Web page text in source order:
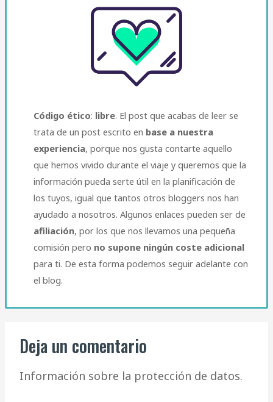
Código ético: libre. El post que acabas de leer se
trata de un post escrito en base a nuestra
experiencia, porque nos gusta contarte aquello
que hemos vivido durante el viaje y queremos que la
información pueda serte útil en la planificación de
los tuyos, igual que tantos otros bloggers nos han
ayudado a nosotros. Algunos enlaces pueden ser de
afiliación, por los que nos llevamos una pequeña
comisión pero no supone ningún coste adicional
para ti. De esta forma podemos seguir adelante con
el blog.​
Deja un comentario
Información sobre la protección de datos.